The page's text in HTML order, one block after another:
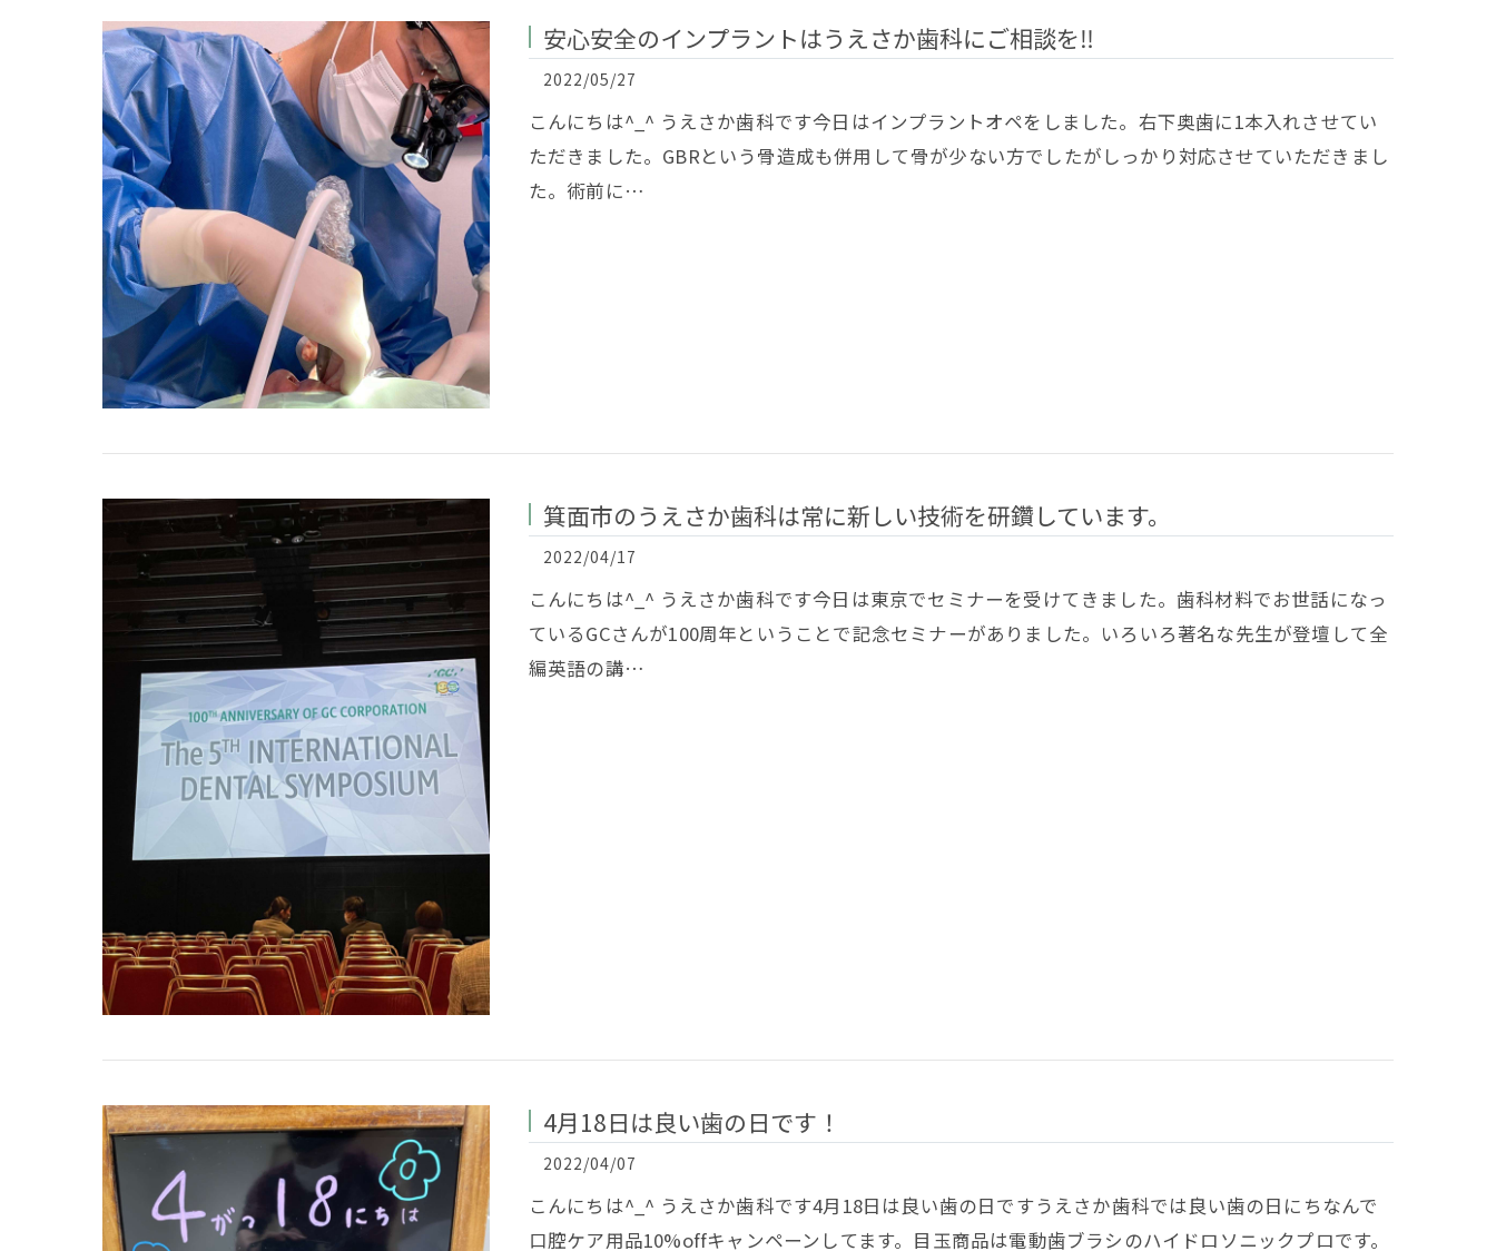
安心安全のインプラントはうえさか歯科にご相談を‼️
2022/05/27
こんにちは^_^ うえさか歯科です今日はインプラントオペをしました。右下奥歯に1本入れさせてい
ただきました。GBRという骨造成も併用して骨が少ない方でしたがしっかり対応させていただきまし
た。術前に…
箕面市のうえさか歯科は常に新しい技術を研鑽しています。
2022/04/17
こんにちは^_^ うえさか歯科です今日は東京でセミナーを受けてきました。歯科材料でお世話になっ
ているGCさんが100周年ということで記念セミナーがありました。いろいろ著名な先生が登壇して全
編英語の講…
4月18日は良い歯の日です！
2022/04/07
こんにちは^_^ うえさか歯科です4月18日は良い歯の日ですうえさか歯科では良い歯の日にちなんで
口腔ケア用品10%offキャンペーンしてます。目玉商品は電動歯ブラシのハイドロソニックプロです。